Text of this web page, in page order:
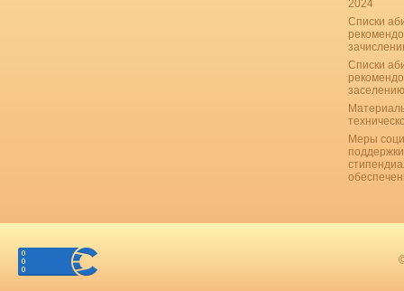
2024
Списки
Списки
Меры